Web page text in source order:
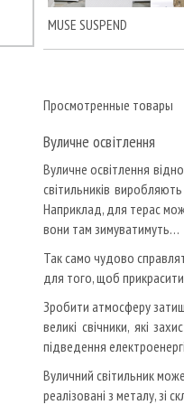
MUSE SUSPEND
Просмотренные товары
Вуличне освітлення
Вуличне освітлення
світильників
Наприклад, для терас
вони там зимуватимуть…
Так само чудово
для того, щоб
Зробити атмосферу
великі свічники, які
підведення
Вуличний світильник
реалізовані з металу, зі